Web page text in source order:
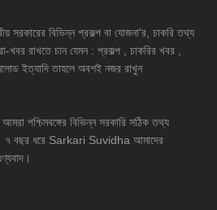
সরকারের বিভিন্ন প্রকল্প বা যোজনা'র, চাকরি তথ্য
খবর রাখতে চান যেমন : প্রকল্প , চাকরির খবর ,
ইত্যাদি তাহলে অবশই নজর রাখুন
পশ্চিমবঙ্গের বিভিন্ন সরকারি সঠিক তথ্য
৭ বছর ধরে Sarkari Suvidha আমাদের